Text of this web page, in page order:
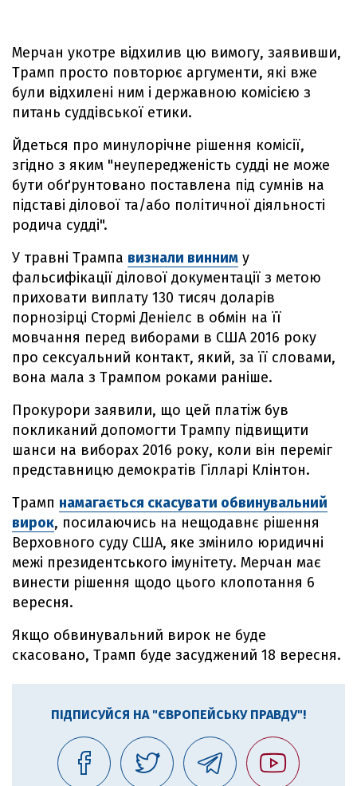
Мерчан укотре відхилив цю вимогу, заявивши,
Трамп просто повторює аргументи, які вже
були відхилені ним і державною комісією з
питань суддівської етики.
Йдеться про минулорічне рішення комісії,
згідно з яким "неупередженість судді не може
бути обґрунтовано поставлена під сумнів на
підставі ділової та/або політичної діяльності
родича судді".
У травні Трампа визнали винним у
фальсифікації ділової документації з метою
приховати виплату 130 тисяч доларів
порнозірці Стормі Деніелс в обмін на її
мовчання перед виборами в США 2016 року
про сексуальний контакт, який, за її словами,
вона мала з Трампом роками раніше.
Прокурори заявили, що цей платіж був
покликаний допомогти Трампу підвищити
шанси на виборах 2016 року, коли він переміг
представницю демократів Гілларі Клінтон.
Трамп намагається скасувати обвинувальний
вирок, посилаючись на нещодавнє рішення
Верховного суду США, яке змінило юридичні
межі президентського імунітету. Мерчан має
винести рішення щодо цього клопотання 6
вересня.
Якщо обвинувальний вирок не буде
скасовано, Трамп буде засуджений 18 вересня.
ПІДПИСУЙСЯ НА "ЄВРОПЕЙСЬКУ ПРАВДУ"!